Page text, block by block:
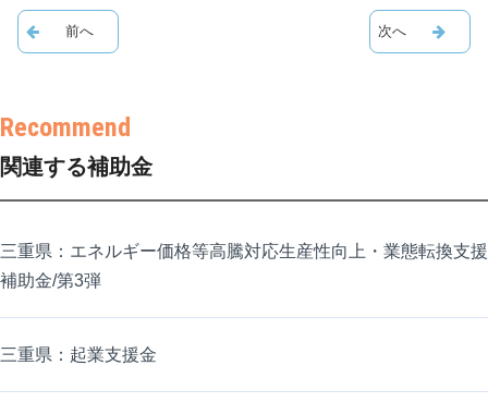
関連する補助金
三重県：エネルギー価格等高騰対応生産性向上・業態転換支援
補助金/第3弾
三重県：起業支援金